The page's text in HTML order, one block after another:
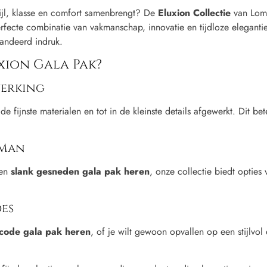
klasse en comfort samenbrengt? De Eluxion Collectie van
combinatie van vakmanschap, innovatie en tijdloze
indruk.
Gala Pak?
fijnste materialen en tot in de kleinste details afgewerkt. Dit
slank gesneden gala pak heren, onze collectie biedt opties
gala pak heren, of je wilt gewoon opvallen op een